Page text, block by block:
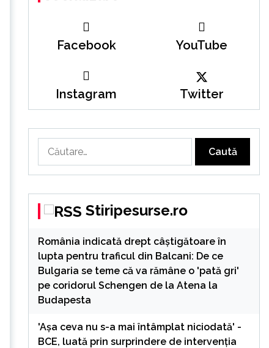
Facebook YouTube
Instagram Twitter
după:
Stiripesurse.ro
România indicată drept câștigătoare în
lupta pentru traficul din Balcani: De ce
Bulgaria se teme că va rămâne o 'pată gri'
pe coridorul Schengen de la Atena la
Budapesta
'Așa ceva nu s-a mai întâmplat niciodată' -
BCE, luată prin surprindere de intervenția